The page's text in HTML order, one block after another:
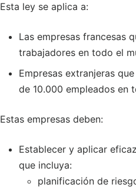
Esta ley se aplica a:
Las empresas francesas
trabajadores en todo el
Empresas extranjeras
de 10.000 empleados en
Estas empresas deben:
Establecer y aplicar
que incluya:
planificación de